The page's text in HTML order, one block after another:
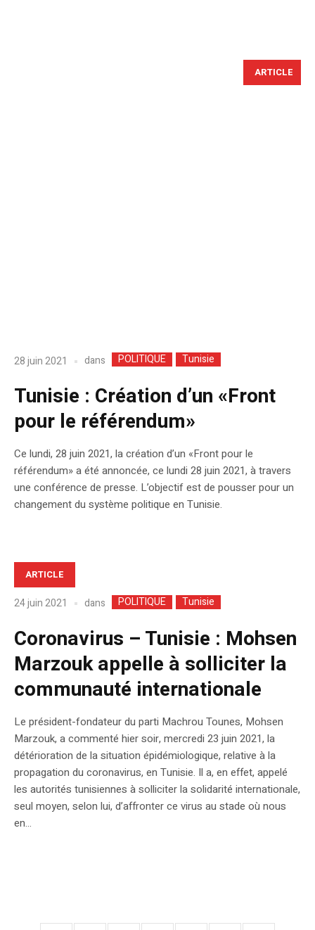
ARTICLE
28 juin 2021 dans POLITIQUE Tunisie
Tunisie : Création d’un «Front
pour le référendum»
Ce lundi, 28 juin 2021, la création d’un «Front pour le
référendum» a été annoncée, ce lundi 28 juin 2021, à travers
une conférence de presse. L’objectif est de pousser pour un
changement du système politique en Tunisie.
ARTICLE
24 juin 2021 dans POLITIQUE Tunisie
Coronavirus – Tunisie : Mohsen
Marzouk appelle à solliciter la
communauté internationale
Le président-fondateur du parti Machrou Tounes, Mohsen
Marzouk, a commenté hier soir, mercredi 23 juin 2021, la
détérioration de la situation épidémiologique, relative à la
propagation du coronavirus, en Tunisie. Il a, en effet, appelé
les autorités tunisiennes à solliciter la solidarité internationale,
seul moyen, selon lui, d’affronter ce virus au stade où nous
en...